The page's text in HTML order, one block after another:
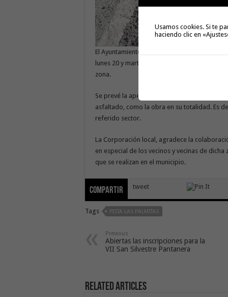
El Ayuntamiento de San Sebastián de La
lunes 20 y martes 21 de diciembre, con
zona.
Se prevé la apertura definitiva de la vía para
asfaltado, como la obra en su totalidad. Es
referido sector.
La Corporación local, agradece la
en especial de los vecinos y vecinas de
que se realizan en el municipio.
Compartir tweet
Tags PISTA LAS PALMITAS
Previous
Abiertas las inscripciones para la
VII San Silvestre Pantanera
Related Articles
Usamos cookies. Si te
haciendo clic en